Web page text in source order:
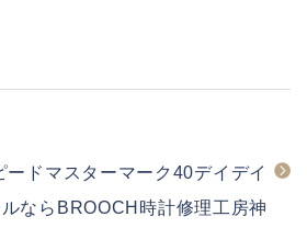
ドマスターマーク40デイデイ
ルならBROOCH時計修理工房神